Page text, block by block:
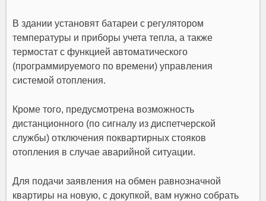
В здании установят батареи с регулятором
температуры и приборы учета тепла, а также
термостат с функцией автоматического
(программируемого по времени) управления
системой отопления.
Кроме того, предусмотрена возможность
дистанционного (по сигналу из диспетчерской
службы) отключения поквартирных стояков
отопления в случае аварийной ситуации.
Для подачи заявления на обмен равнозначной
квартиры на новую, с докупкой, вам нужно собрать